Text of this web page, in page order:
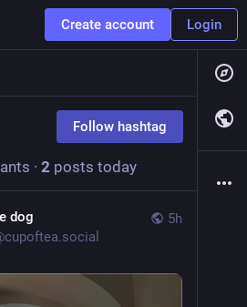
Create account Login
Follow hashtag
· 2 posts today
5h
dog